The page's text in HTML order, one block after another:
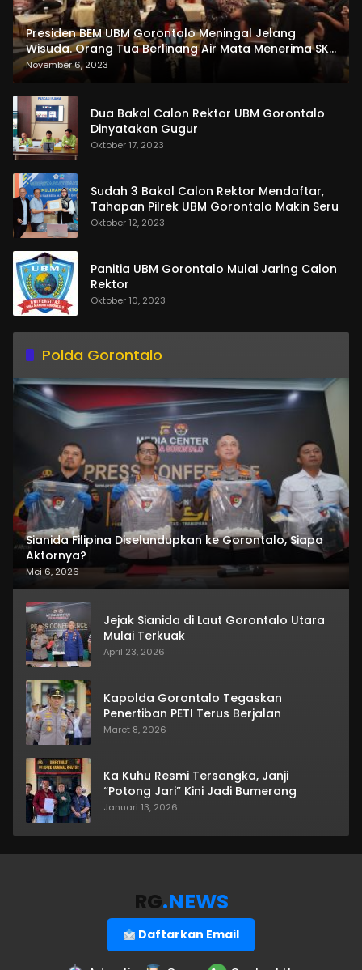
Presiden BEM UBM Gorontalo Meningal Jelang
Wisuda. Orang Tua Berlinang Air Mata Menerima SKL
dan Pemasangan Salempang
November 6, 2023
Dua Bakal Calon Rektor UBM Gorontalo
Dinyatakan Gugur
Oktober 17, 2023
Sudah 3 Bakal Calon Rektor Mendaftar,
Tahapan Pilrek UBM Gorontalo Makin Seru
Oktober 12, 2023
Panitia UBM Gorontalo Mulai Jaring Calon
Rektor
Oktober 10, 2023
Polda Gorontalo
Sianida Filipina Diselundupkan ke Gorontalo, Siapa
Aktornya?
Mei 6, 2026
Jejak Sianida di Laut Gorontalo Utara
Mulai Terkuak
April 23, 2026
Kapolda Gorontalo Tegaskan
Penertiban PETI Terus Berjalan
Maret 8, 2026
Ka Kuhu Resmi Tersangka, Janji
“Potong Jari” Kini Jadi Bumerang
Januari 13, 2026
RG.NEWS
Daftarkan Email